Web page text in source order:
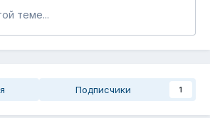
теме...
Подписчики 1